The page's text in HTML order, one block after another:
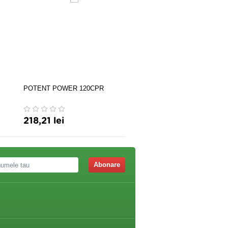
POTENT POWER 120CPR
218,21 lei
Abonare